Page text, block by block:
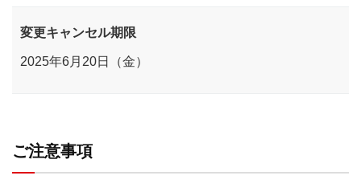
変更キャンセル期限
2025年6月20日（金）
ご注意事項